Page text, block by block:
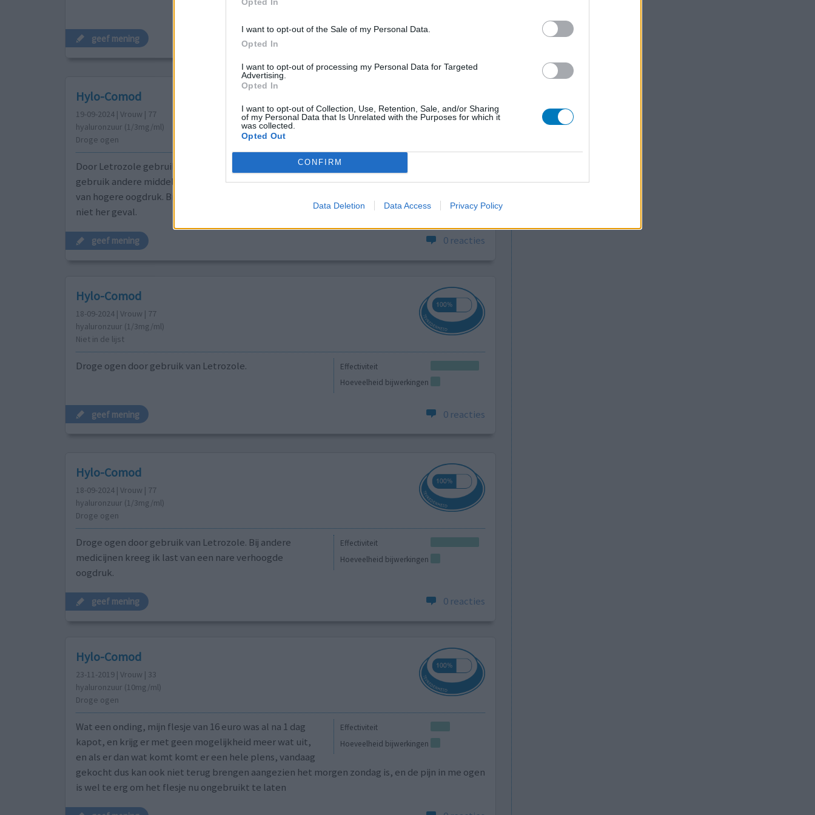
I want to opt-out of the Sale of my Personal Data.
Opted In
I want to opt-out of processing my Personal Data for Targeted
Advertising.
Opted In
I want to opt-out of Collection, Use, Retention, Sale, and/or Sharing
of my Personal Data that Is Unrelated with the Purposes for which it
was collected.
Opted Out
CONFIRM
Data Deletion Data Access Privacy Policy
geef mening
Hylo-Comod
19-09-2024 | Vrouw | 77
hyaluronzuur (1/3mg/ml)
Droge ogen
Effectiviteit
Hoeveelheid bijwerkingen
Door Letrozole gebruik erg last van droge ogen. Bij
gebruik andere middelen tegen droge ogen kreeg ik last
van hogere oogdruk. Bij gebruik van Hylo-Comod is dit
niet her geval.
geef mening 0 reacties
Hylo-Comod
18-09-2024 | Vrouw | 77
hyaluronzuur (1/3mg/ml)
Niet in de lijst
Effectiviteit
Hoeveelheid bijwerkingen
Droge ogen door gebruik van Letrozole.
geef mening 0 reacties
Hylo-Comod
18-09-2024 | Vrouw | 77
hyaluronzuur (1/3mg/ml)
Droge ogen
Effectiviteit
Hoeveelheid bijwerkingen
Droge ogen door gebruik van Letrozole. Bij andere
medicijnen kreeg ik last van een nare verhoogde
oogdruk.
geef mening 0 reacties
Hylo-Comod
23-11-2019 | Vrouw | 33
hyaluronzuur (10mg/ml)
Droge ogen
Effectiviteit
Hoeveelheid bijwerkingen
Wat een onding, mijn flesje van 16 euro was al na 1 dag
kapot, en krijg er met geen mogelijkheid meer wat uit,
en als er dan wat komt komt er een hele plens, vandaag
gekocht dus kan ook niet terug brengen aangezien het morgen zondag is, en de pijn in me ogen
is wel te erg om het flesje nu ongebruikt te laten